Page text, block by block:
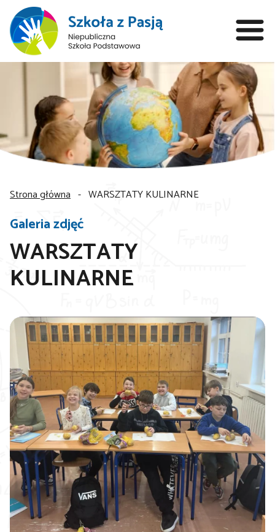
Galeria zdjęć
WARSZTATY
KULINARNE
Strona główna - WARSZTATY KULINARNE